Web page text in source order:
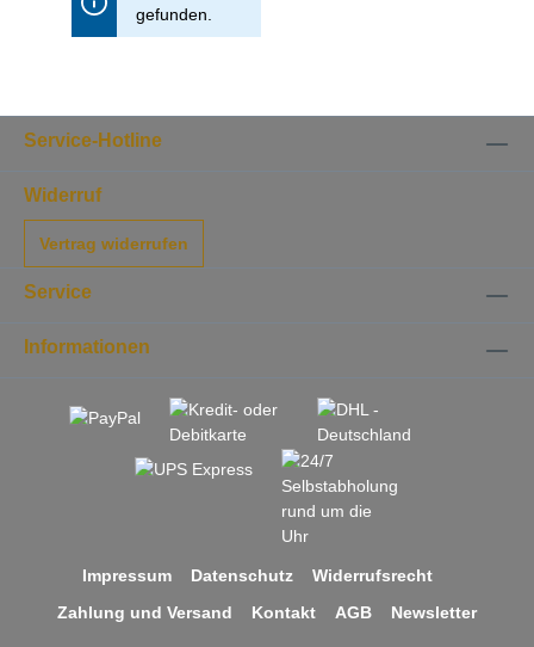
gefunden.
Service-Hotline
Widerruf
Vertrag widerrufen
Service
Informationen
Impressum Datenschutz
Widerrufsrecht
Zahlung und Versand
Kontakt AGB Newsletter